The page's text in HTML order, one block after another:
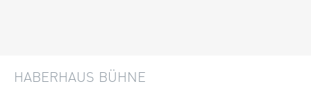
HABERHAUS BÜHNE